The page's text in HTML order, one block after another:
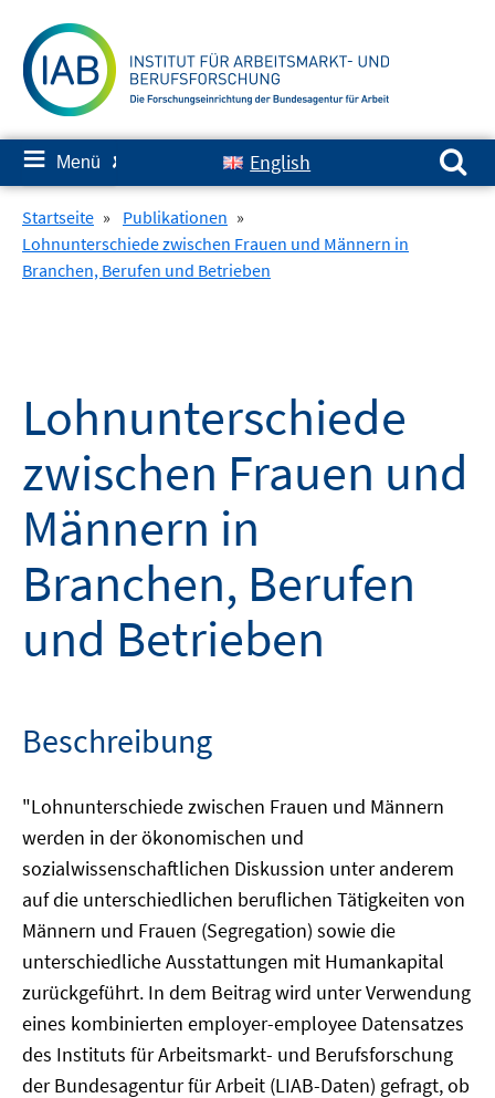
zum
Inhalt
≡ Menü ✘ English
Suchen nach:
Startseite » Publikationen »
Lohnunterschiede zwischen Frauen und Männern in
Branchen, Berufen und Betrieben
Lohnunterschiede
zwischen Frauen und
Männern in
Branchen, Berufen
und Betrieben
Beschreibung
"Lohnunterschiede zwischen Frauen und Männern
werden in der ökonomischen und
sozialwissenschaftlichen Diskussion unter anderem
auf die unterschiedlichen beruflichen Tätigkeiten von
Männern und Frauen (Segregation) sowie die
unterschiedliche Ausstattungen mit Humankapital
zurückgeführt. In dem Beitrag wird unter Verwendung
eines kombinierten employer-employee Datensatzes
des Instituts für Arbeitsmarkt- und Berufsforschung
der Bundesagentur für Arbeit (LIAB-Daten) gefragt, ob